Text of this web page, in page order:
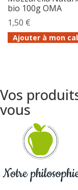
bio 100g OMA
1,50 €
Ajouter à mon
Vos
vous